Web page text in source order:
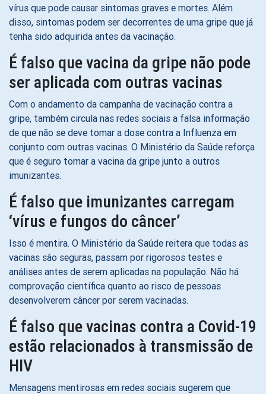
vírus que pode causar sintomas graves e mortes. Além
disso, sintomas podem ser decorrentes de uma gripe que já
tenha sido adquirida antes da vacinação.
É falso que vacina da gripe não pode
ser aplicada com outras vacinas
Com o andamento da campanha de vacinação contra a
gripe, também circula nas redes sociais a falsa informação
de que não se deve tomar a dose contra a Influenza em
conjunto com outras vacinas. O Ministério da Saúde reforça
que é seguro tomar a vacina da gripe junto a outros
imunizantes.
É falso que imunizantes carregam
‘vírus e fungos do câncer’
Isso é mentira. O Ministério da Saúde reitera que todas as
vacinas são seguras, passam por rigorosos testes e
análises antes de serem aplicadas na população. Não há
comprovação científica quanto ao risco de pessoas
desenvolverem câncer por serem vacinadas.
É falso que vacinas contra a Covid-19
estão relacionados à transmissão de
HIV
Mensagens mentirosas em redes sociais sugerem que